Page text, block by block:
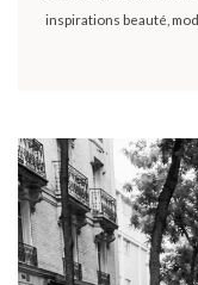
inspirations beauté,